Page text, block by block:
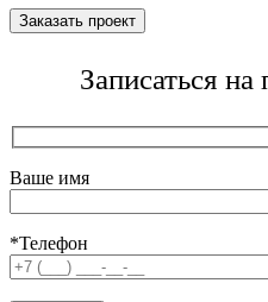
Записаться
Ваше имя
*Телефон